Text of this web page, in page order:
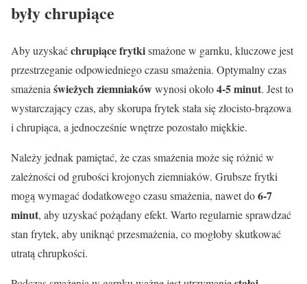
były chrupiące
Aby uzyskaćchrupiące frytkismażone w garnku, kluczowe jest
przestrzeganie odpowiedniego czasu smażenia. Optymalny czas
smażenia świeżych ziemniakówwynosi około4-5 minut. Jest to
wystarczający czas, aby skorupa frytek stała się złocisto-brązowa
i chrupiąca, a jednocześnie wnętrze pozostało miękkie.
Należy jednak pamiętać, że czas smażenia może się różnić w
zależności od grubości krojonych ziemniaków. Grubsze frytki
mogą wymagać dodatkowego czasu smażenia, nawet do6-7
minut, aby uzyskać pożądany efekt. Warto regularnie sprawdzać
stan frytek, aby uniknąć przesmażenia, co mogłoby skutkować
utratą chrupkości.